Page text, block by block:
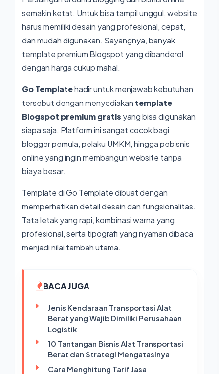
semakin ketat. Untuk bisa tampil unggul, website
harus memiliki desain yang profesional, cepat,
dan mudah digunakan. Sayangnya, banyak
template premium Blogspot yang dibanderol
dengan harga cukup mahal.
Go Templatehadir untuk menjawab kebutuhan
tersebut dengan menyediakan template
Blogspot premium gratis yang bisa digunakan
siapa saja. Platform ini sangat cocok bagi
blogger pemula, pelaku UMKM, hingga pebisnis
online yang ingin membangun website tanpa
biaya besar.
Template di Go Template dibuat dengan
memperhatikan detail desain dan fungsionalitas.
Tata letak yang rapi, kombinasi warna yang
profesional, serta tipografi yang nyaman dibaca
menjadi nilai tambah utama.
BACA JUGA
Jenis Kendaraan Transportasi Alat
Berat yang Wajib Dimiliki Perusahaan
Logistik
10 Tantangan Bisnis Alat Transportasi
Berat dan Strategi Mengatasinya
Cara Menghitung Tarif Jasa